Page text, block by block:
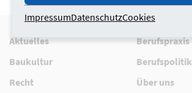
Aktuelles
Berufspraxis
Baukultur
Berufspolitik
Recht
Über uns
ImpressumDatenschutzCookies